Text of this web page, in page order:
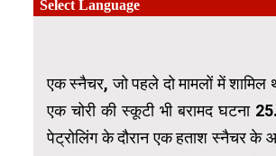
एक स्नैचर, जो पहले दो मामलों में शामिल
एक चोरी की स्कूटी भी बरामद घटना
पेट्रोलिंग के दौरान एक हताश स्नैचर के